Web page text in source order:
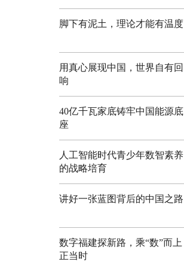
脚下有泥土，理论才能有温度
用真心展现中国，世界自有回
响
40亿千瓦家底铸牢中国能源底
座
人工智能时代青少年数智素养
的战略培育
讲好一张蓝图背后的中国之路
数字福建探新路，乘“数”而上
正当时